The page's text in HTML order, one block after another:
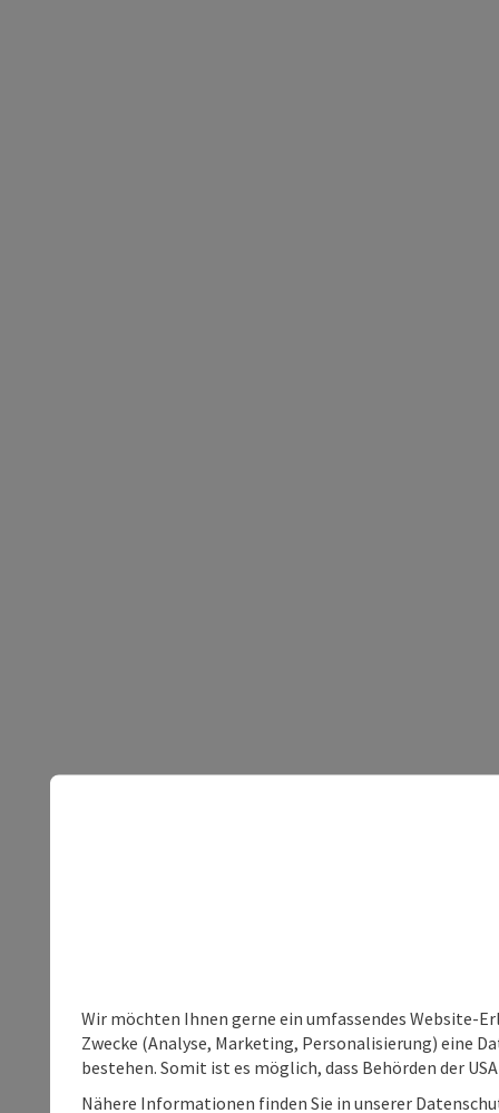
Wir möchten Ihnen gerne ein umfassendes Website-
Zwecke (Analyse, Marketing, Personalisierung) eine
bestehen. Somit ist es möglich, dass Behörden der
Nähere Informationen finden Sie in unserer